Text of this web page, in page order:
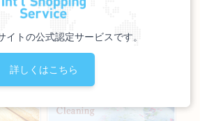
イトの公式認定サービスです。
詳しくはこちら